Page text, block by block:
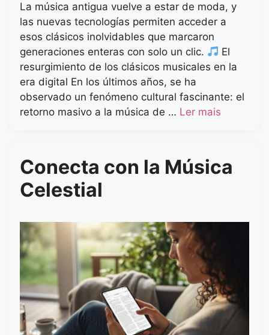
La música antigua vuelve a estar de moda, y
las nuevas tecnologías permiten acceder a
esos clásicos inolvidables que marcaron
generaciones enteras con solo un clic.
El
resurgimiento de los clásicos musicales en la
era digital En los últimos años, se ha
observado un fenómeno cultural fascinante: el
retorno masivo a la música de … Ler mais
Conecta con la Música
Celestial